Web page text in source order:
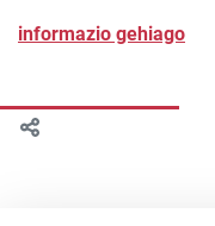
informazio gehiago